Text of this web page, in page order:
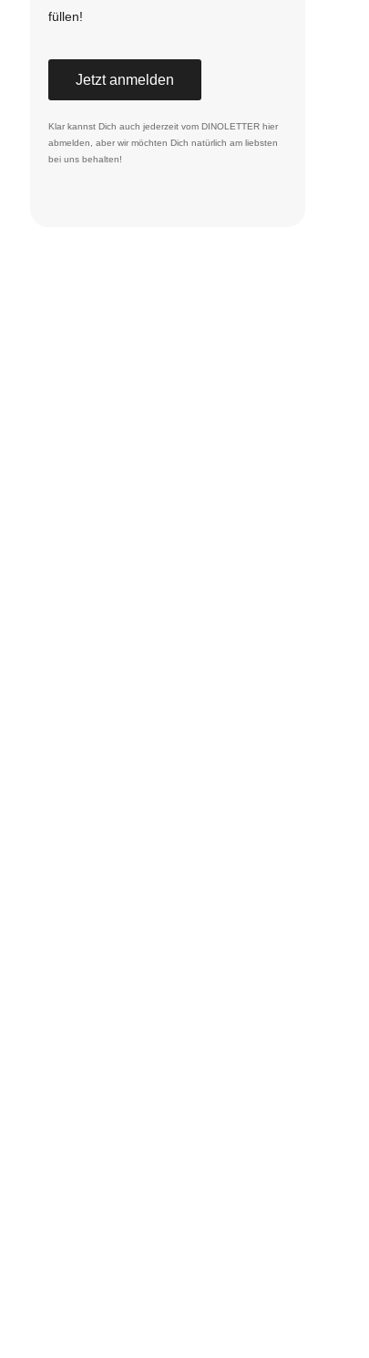
füllen!
Jetzt anmelden
Klar kannst Dich auch jederzeit vom DINOLETTER hier
abmelden, aber wir möchten Dich natürlich am liebsten
bei uns behalten!